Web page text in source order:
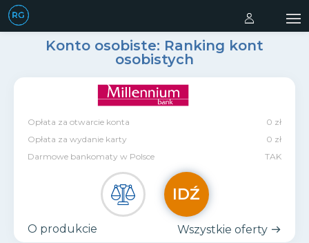
Konto osobiste: Ranking kont
osobistych
Opłata za otwarcie konta
0 zł
Opłata za wydanie karty
0 zł
Darmowe bankomaty w Polsce
TAK
IDŹ
O produkcie Wszystkie oferty